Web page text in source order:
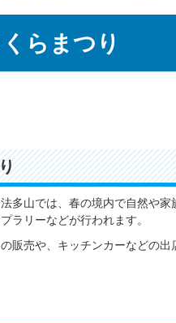
らまつり
多山では、春の境内で自然や
ラリーなどが行われます。
販売や、キッチンカーなどの出